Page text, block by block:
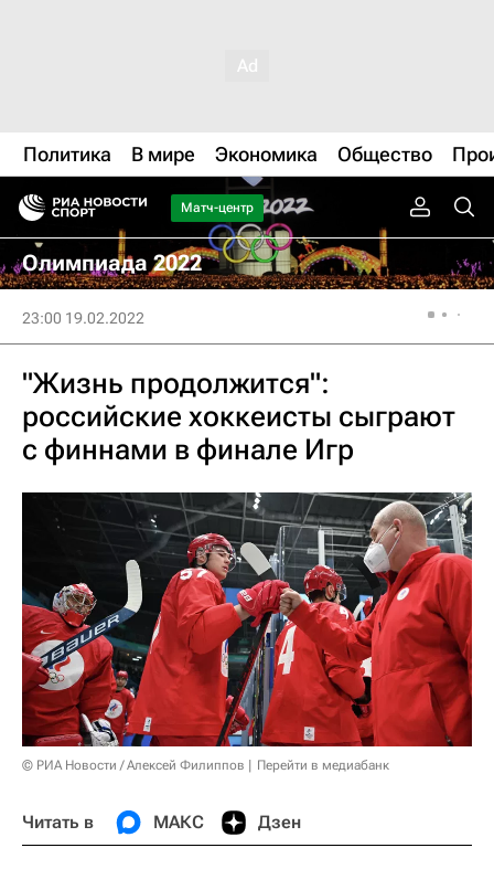
Политика В мире Экономика Общество
Матч-центр
Олимпиада 2022
23:00 19.02.2022
"Жизнь продолжится":
российские хоккеисты сыграют
с финнами в финале Игр
© РИА Новости / Алексей Филиппов Перейти в медиабанк
Читать в МАКС Дзен